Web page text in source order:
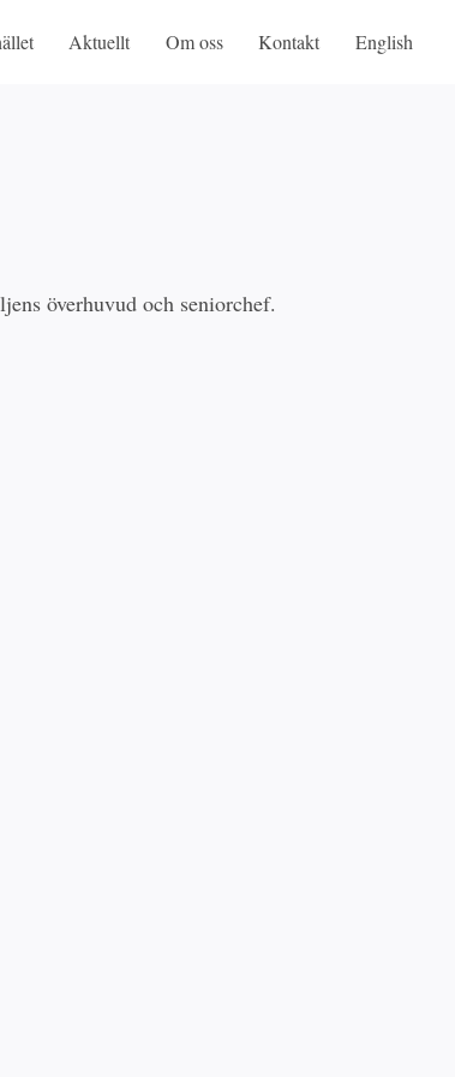
Aktuellt Om oss Kontakt English
överhuvud och seniorchef.